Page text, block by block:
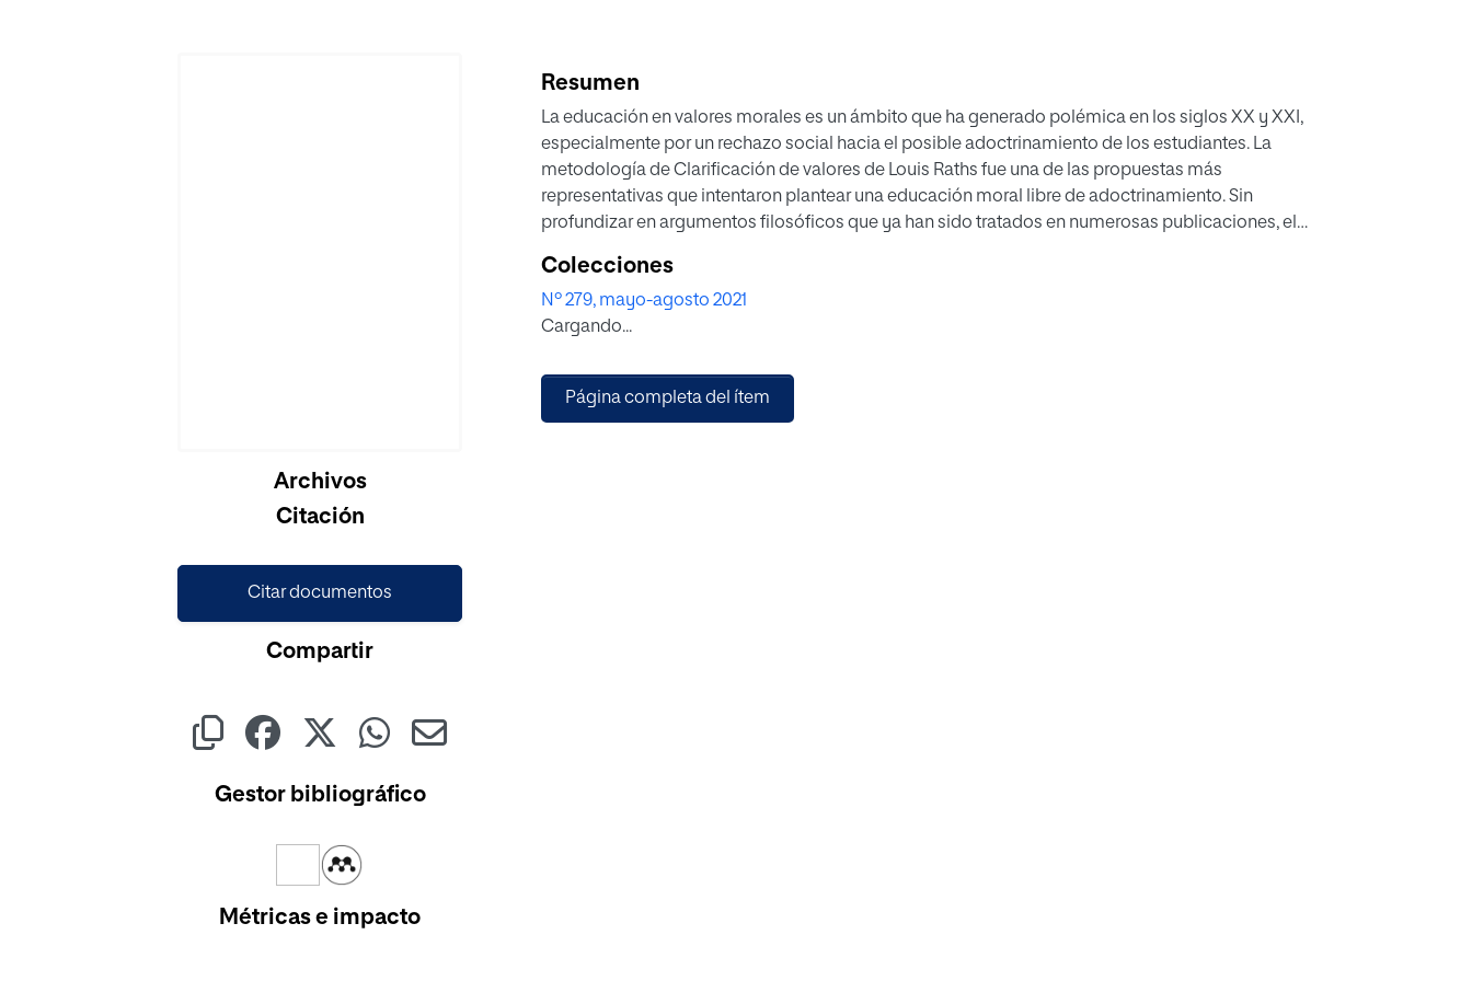
Archivos
Citación
Citar documentos
Compartir
Gestor bibliográfico
Métricas e impacto
Resumen
La educación en valores morales es un ámbito que ha generado polémica en los siglos XX y XXI,
especialmente por un rechazo social hacia el posible adoctrinamiento de los estudiantes. La
metodología de Clarificación de valores de Louis Raths fue una de las propuestas más
representativas que intentaron plantear una educación moral libre de adoctrinamiento. Sin
profundizar en argumentos filosóficos que ya han sido tratados en numerosas publicaciones, el
fracasos de aquellos que nos han antecedido en la tarea de educar ciudadanos con convicciones
morales. El artículo comienza exponiendo los puntos principales del pensamiento del psicólogo Carl
Rogers que más influyeron en el origen de esta metodología. Después, se introduce el contexto social
esenciales, la buena acogida que recibió y, por último, las críticas y evaluaciones que condujeron a su
vertiginoso declive. A modo de conclusión, se presentan tres breves reflexiones sobre la educación
Colecciones
Nº 279, mayo-agosto 2021
Cargando...
Página completa del ítem